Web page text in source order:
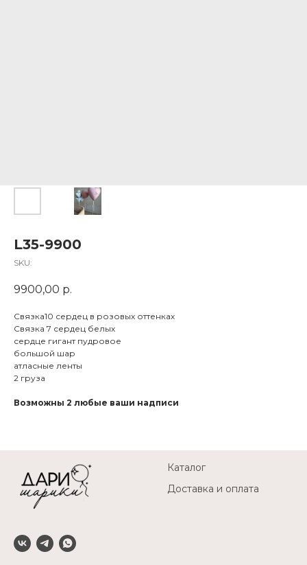
L35-9900
SKU:
9900,00 р.
Связка10 сердец в розовых оттенках
Связка 7 сердец белых
сердце гигант пудровое
большой шар
атласные ленты
2 груза
Возможны 2 любые ваши надписи
Каталог
Доставка и оплата